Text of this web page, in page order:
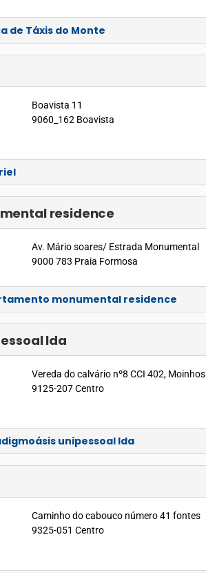
de Táxis do Monte
Boavista 11
9060_162 Boavista
residence
Av. Mário soares/ Estrada Monumental
9000 783 Praia Formosa
monumental residence
lda
Vereda do calvário nº8 CCI 402, Moinhos
9125-207 Centro
unipessoal lda
Caminho do cabouco número 41 fontes
9325-051 Centro